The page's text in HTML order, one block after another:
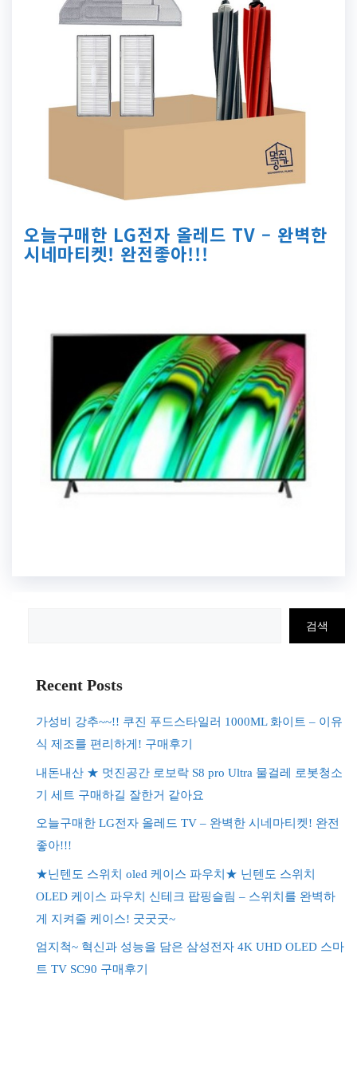
오늘구매한 LG전자 올레드 TV – 완벽한
시네마티켓! 완전좋아!!!
검색
Recent Posts
가성비 강추~~!! 쿠진 푸드스타일러 1000ML 화이트 – 이유
식 제조를 편리하게! 구매후기
내돈내산 ★ 멋진공간 로보락 S8 pro Ultra 물걸레 로봇청소
기 세트 구매하길 잘한거 같아요
오늘구매한 LG전자 올레드 TV – 완벽한 시네마티켓! 완전
좋아!!!
★닌텐도 스위치 oled 케이스 파우치★ 닌텐도 스위치
OLED 케이스 파우치 신테크 팝핑슬림 – 스위치를 완벽하
게 지켜줄 케이스! 굿굿굿~
엄지척~ 혁신과 성능을 담은 삼성전자 4K UHD OLED 스마
트 TV SC90 구매후기